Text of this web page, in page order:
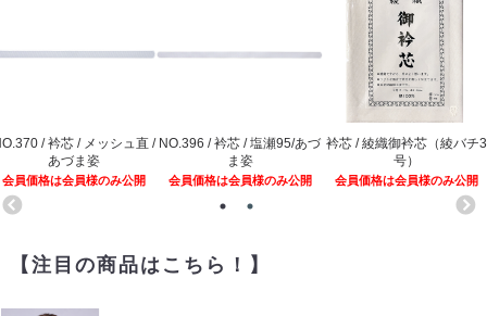
/ 衿芯 / メッシュ直 /
あづま姿
会員価格は会員様のみ公開
NO.396 / 衿芯 / 塩瀬95/あづ
ま姿
会員価格は会員様のみ公開
衿芯 / 綾織御衿芯（綾バチ3
号）
会員価格は会員様のみ公開
【注目の商品はこちら！】